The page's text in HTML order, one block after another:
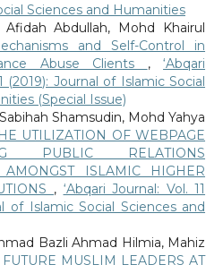
Sciences and Humanities
Afidah Abdullah, Mohd Khairul
and Self-Control in
Abuse Clients ,‘Abqari
(2019): Journal of Islamic Social
(Special Issue)
Shamsudin, Mohd Yahya
UTILIZATION OF WEBPAGE
PUBLIC RELATIONS
AMONGST ISLAMIC HIGHER
, ‘Abqari Journal: Vol. 11
of Islamic Social Sciences and
Bazli Ahmad Hilmia, Mahiz
MUSLIM LEADERS AT